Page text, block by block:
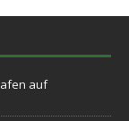
auf